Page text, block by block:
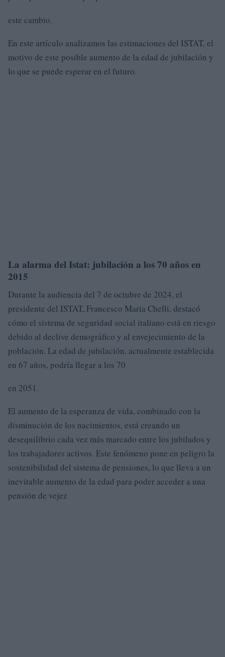
este cambio.
En este artículo analizamos las estimaciones del ISTAT, el
motivo de este posible aumento de la edad de jubilación y
lo que se puede esperar en el futuro.
La alarma del Istat: jubilación a los 70 años en
2015
Durante la audiencia del 7 de octubre de 2024, el
presidente del ISTAT, Francesco Maria Chelli, destacó
cómo el sistema de seguridad social italiano está en riesgo
debido al declive demográfico y al envejecimiento de la
población. La edad de jubilación, actualmente establecida
en 67 años, podría llegar a los 70
en 2051.
El aumento de la esperanza de vida, combinado con la
disminución de los nacimientos, está creando un
desequilibrio cada vez más marcado entre los jubilados y
los trabajadores activos. Este fenómeno pone en peligro la
sostenibilidad del sistema de pensiones, lo que lleva a un
inevitable aumento de la edad para poder acceder a una
pensión de vejez